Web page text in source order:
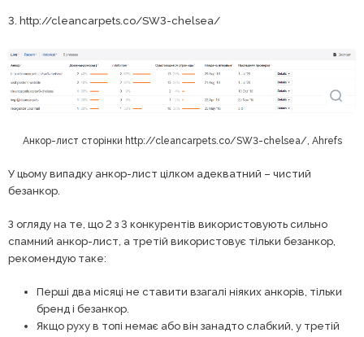
3. http://cleancarpets.co/SW3-chelsea/
Анкор-лист сторінки http://cleancarpets.co/SW3-chelsea/, Ahrefs
У цьому випадку анкор-лист цілком адекватний – чистий
безанкор.
З огляду на те, що 2 з 3 конкурентів використовують сильно
спамний анкор-лист, а третій використовує тільки безанкор,
рекомендую таке:
Перші два місяці не ставити взагалі ніяких анкорів, тільки
бренд і безанкор.
Якщо руху в топі немає або він занадто слабкий, у третій